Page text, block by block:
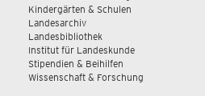
Kindergärten & Schulen
Landesarchiv
Landesbibliothek
Institut für Landeskunde
Stipendien & Beihilfen
Wissenschaft & Forschung